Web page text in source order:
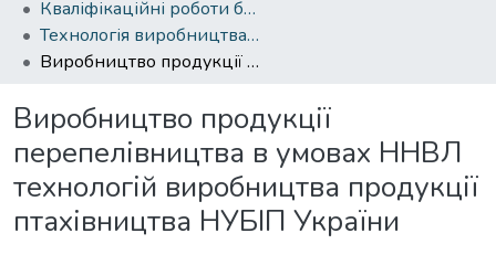
Кваліфікаційні роботи бакалаврів
Технологія виробництва і переробки продукції тваринництва
Виробництво продукції перепелівництва в умовах ННВЛ технологій виробництва продукції птахівництва НУБІП України
Виробництво продукції
перепелівництва в умовах ННВЛ
технологій виробництва продукції
птахівництва НУБІП України